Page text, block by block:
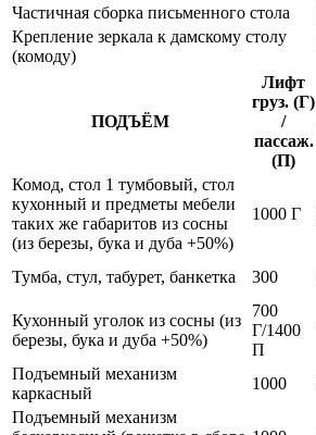
Частичная сборка письменного стола
Крепление зеркала к дамскому столу
(комоду)
ПОДЪЁМ
Лифт
груз. (Г)
/
пассаж.
(П)
Комод, стол 1 тумбовый, стол
кухонный и предметы мебели
таких же габаритов из сосны
(из березы, бука и дуба +50%)
1000 Г
Тумба, стул, табурет, банкетка 300
Кухонный уголок из сосны (из
березы, бука и дуба +50%)
700
Г/1400
П
Подъемный механизм
каркасный
1000
Подъемный механизм